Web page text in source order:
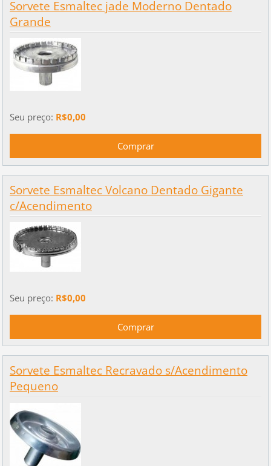
Sorvete Esmaltec jade Moderno Dentado
Grande
Seu preço: R$0,00
Sorvete Esmaltec Volcano Dentado Gigante
c/Acendimento
Seu preço: R$0,00
Sorvete Esmaltec Recravado s/Acendimento
Pequeno